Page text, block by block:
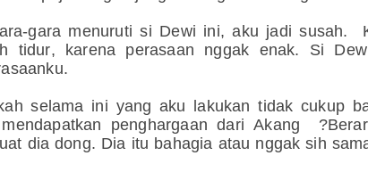
gara menuruti si Dewi ini, aku jadi susah.
tidur, karena perasaan nggak enak. Si
selama ini yang aku lakukan tidak cukup
penghargaan dari Akang
dia dong. Dia itu bahagia atau nggak sih